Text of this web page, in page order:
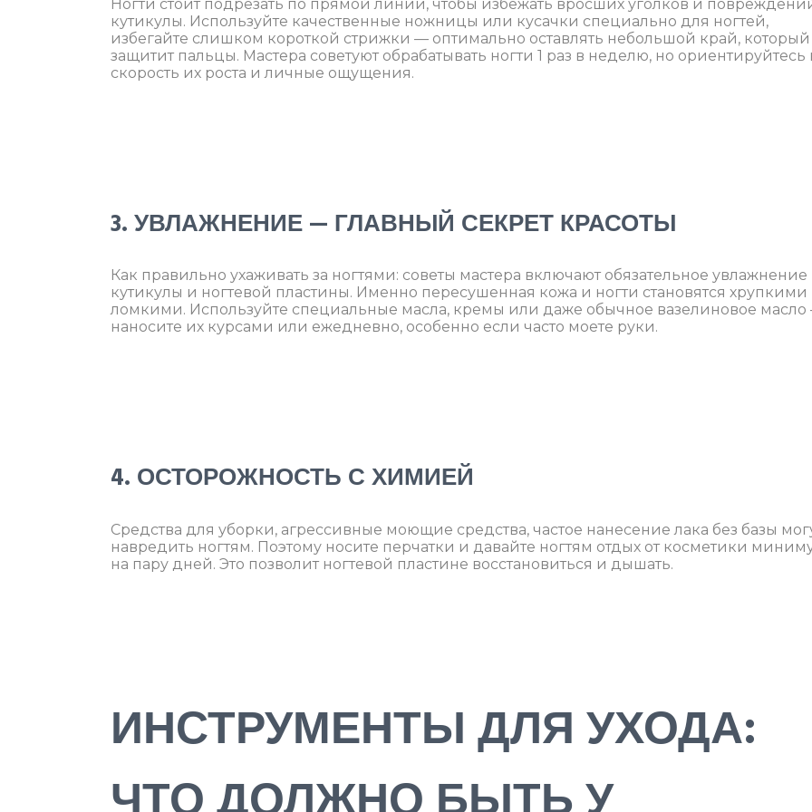
Ногти стоит подрезать по прямой линии, чтобы избежать вросших уголков и
кутикулы. Используйте качественные ножницы или кусачки специально для ногтей,
избегайте слишком короткой стрижки — оптимально оставлять небольшой край, который
защитит пальцы. Мастера советуют обрабатывать ногти 1 раз в неделю, но ориентируйтесь
скорость их роста и личные ощущения.
3. УВЛАЖНЕНИЕ — ГЛАВНЫЙ СЕКРЕТ КРАСОТЫ
Как правильно ухаживать за ногтями: советы мастера включают обязательное увлажнение
кутикулы и ногтевой пластины. Именно пересушенная кожа и ногти становятся хрупкими
ломкими. Используйте специальные масла, кремы или даже обычное вазелиновое
наносите их курсами или ежедневно, особенно если часто моете руки.
4. ОСТОРОЖНОСТЬ С ХИМИЕЙ
Средства для уборки, агрессивные моющие средства, частое нанесение лака без базы
навредить ногтям. Поэтому носите перчатки и давайте ногтям отдых от косметики
на пару дней. Это позволит ногтевой пластине восстановиться и дышать.
ИНСТРУМЕНТЫ ДЛЯ УХОДА: